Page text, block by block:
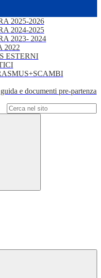
2025-2026
2024-2025
2023- 2024
2022
ESTERNI
e documenti pre-partenza